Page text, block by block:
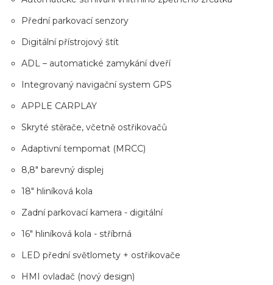
Přední parkovací senzory
Digitální přístrojový štít
ADL – automatické zamykání dveří
Integrovaný navigační system GPS
APPLE CARPLAY
Skryté stěrače, včetně ostřikovačů
Adaptivní tempomat (MRCC)
8,8" barevný displej
18" hliníková kola
Zadní parkovací kamera - digitální
16" hliníková kola - stříbrná
LED přední světlomety + ostřikovače
HMI ovladač (nový design)